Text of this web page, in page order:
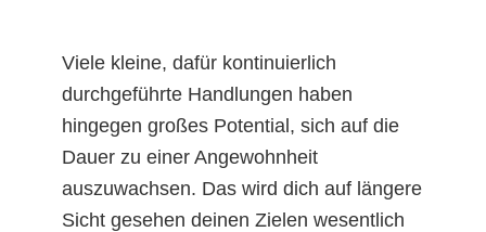
Viele kleine, dafür kontinuierlich
durchgeführte Handlungen haben
hingegen großes Potential, sich auf die
Dauer zu einer Angewohnheit
auszuwachsen. Das wird dich auf längere
Sicht gesehen deinen Zielen wesentlich